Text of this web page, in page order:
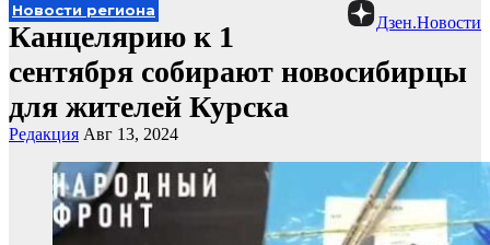
Дзен.Новости
Новости региона
Канцелярию к 1
сентября собирают новосибирцы
для жителей Курска
Редакция Авг 13, 2024